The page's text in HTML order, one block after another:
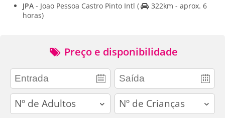
JPA - Joao Pessoa Castro Pinto Intl (
322km - aprox. 6
horas)
Preço e disponibilidade
adults children